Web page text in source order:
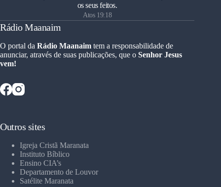
os seus feitos.
Atos 19:18
Rádio Maanaim
O portal da Rádio Maanaim tem a responsabilidade de
anunciar, através de suas publicações, que o Senhor Jesus
vem!
Outros sites
Igreja Cristã Maranata
Instituto Bíblico
Ensino CIA’s
Departamento de Louvor
Satélite Maranata